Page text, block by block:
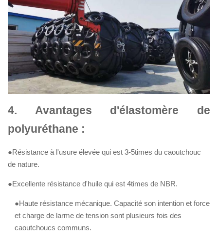
4. Avantages d'élastomère de
polyuréthane :
●Résistance à l'usure élevée qui est 3-5times du caoutchouc
de nature.
●Excellente résistance d'huile qui est 4times de NBR.
●Haute résistance mécanique. Capacité son intention et force
et charge de larme de tension sont plusieurs fois des
caoutchoucs communs.